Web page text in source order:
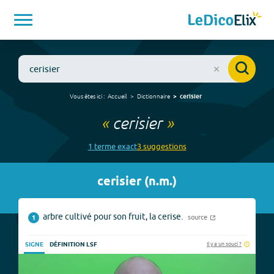
Vous êtes ici : Accueil Dictionnaire cerisier
« cerisier»
1 termeexact3suggestions
cerisier(n.m.)
1 arbre cultivé pour son fruit, la cerise. source
SIGNE DÉFINITION LSF Il y a un souci ?